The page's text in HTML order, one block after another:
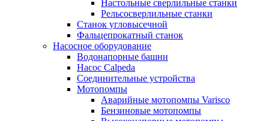
Настольные сверлильные станки
Рельсосверлильные станки
Станок угловысечной
Фальцепрокатный станок
Насосное оборудование
Водонапорные башни
Насос Calpeda
Соединительные устройства
Мотопомпы
Аварийные мотопомпы Varisco
Бензиновые мотопомпы